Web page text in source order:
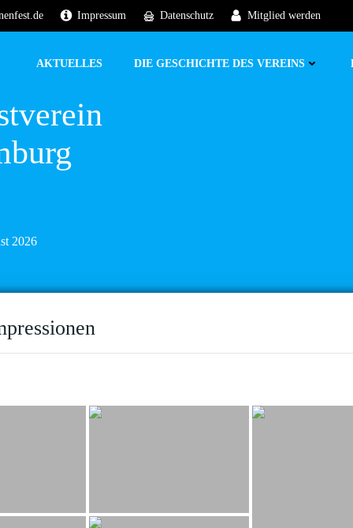
Impressum Datenschutz Mitglied werden
AKTUELLES DIE GESCHICHTE DES VEREINS
2026